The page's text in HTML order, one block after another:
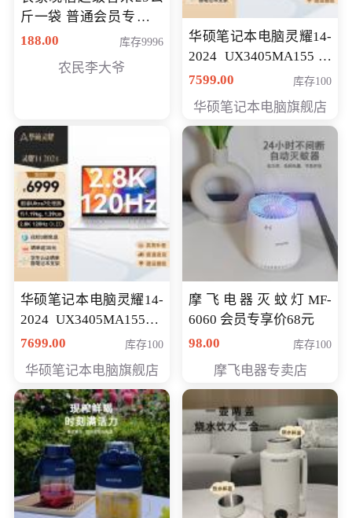
斤一袋 普通会员专享价
格178元
188.00 库存9996
农民李大爷
华硕笔记本电脑灵耀14-
2024 UX3405MA155冰
川银 oled 智慧轻薄本 会
7599.00 库存100
华硕笔记本电脑旗舰店
华硕笔记本电脑灵耀14-
2024 UX3405MA155夜
空蓝 oled 智慧轻薄本 会
7699.00 库存100
华硕笔记本电脑旗舰店
摩飞电器灭蚊灯MF-
6060 会员专享价68元
98.00
库存100
摩飞电器专卖店